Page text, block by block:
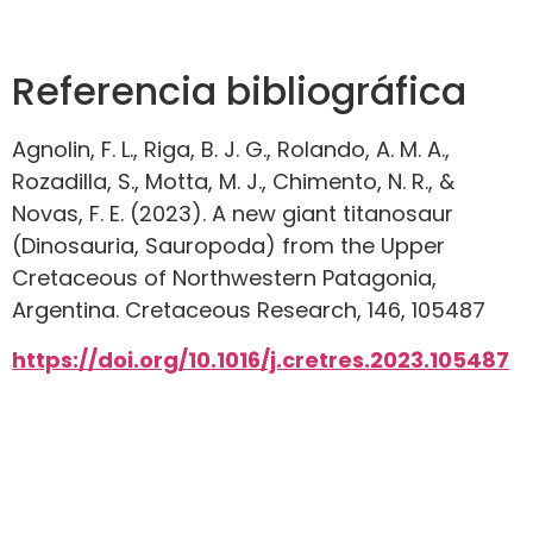
Referencia bibliográfica
Agnolin, F. L., Riga, B. J. G., Rolando, A. M. A.,
Rozadilla, S., Motta, M. J., Chimento, N. R., &
Novas, F. E. (2023). A new giant titanosaur
(Dinosauria, Sauropoda) from the Upper
Cretaceous of Northwestern Patagonia,
Argentina. Cretaceous Research, 146, 105487
https://doi.org/10.1016/j.cretres.2023.105487